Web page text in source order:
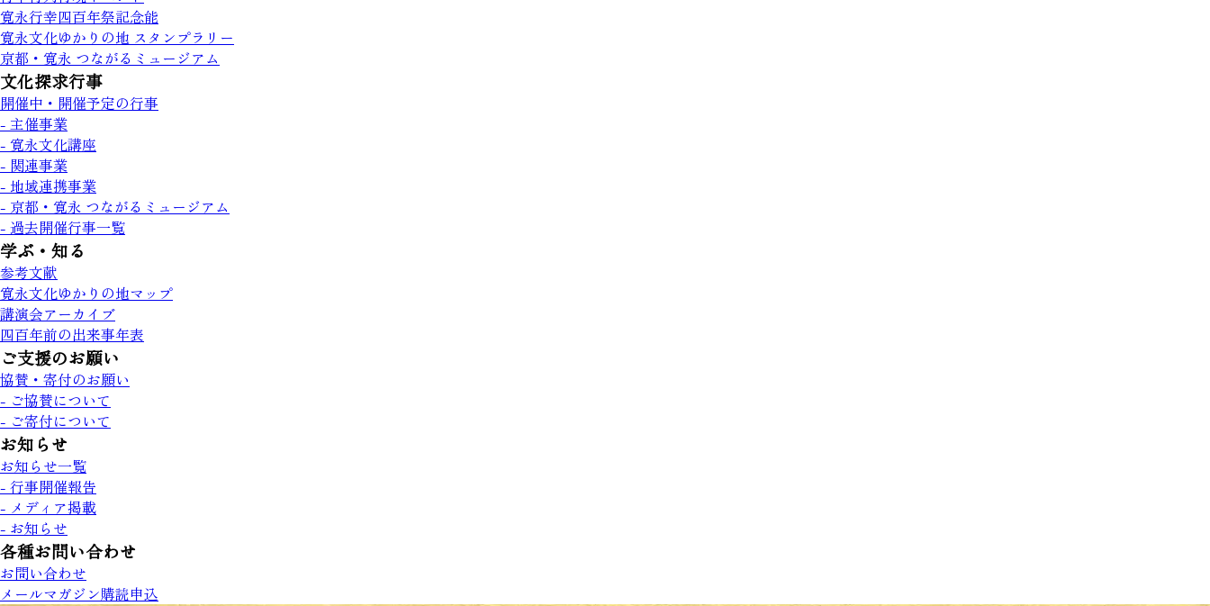
寛永行幸四百年祭記念能
寛永文化ゆかりの地 スタンプラリー
京都・寛永 つながるミュージアム
文化探求行事
開催中・開催予定の行事
- 主催事業
- 寛永文化講座
- 関連事業
- 地域連携事業
- 京都・寛永 つながるミュージアム
- 過去開催行事一覧
学ぶ・知る
参考文献
寛永文化ゆかりの地マップ
講演会アーカイブ
四百年前の出来事年表
ご支援のお願い
協賛・寄付のお願い
- ご協賛について
- ご寄付について
お知らせ
お知らせ一覧
- 行事開催報告
- メディア掲載
- お知らせ
各種お問い合わせ
お問い合わせ
メールマガジン購読申込